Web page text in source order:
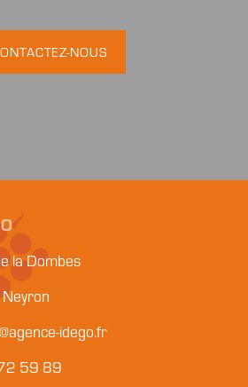
CONTACTEZ-NOUS
la Dombes
idego.fr
59 89